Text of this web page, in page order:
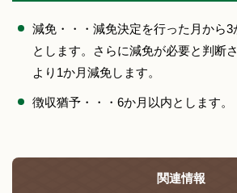
減免・・・減免決定を行った月から
とします。さらに減免が必要と判断
より1か月減免します。
徴収猶予・・・6か月以内とします。
関連情報